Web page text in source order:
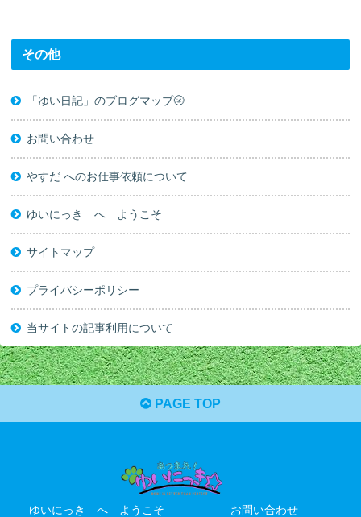
その他
「ゆい日記」のブログマップ🌝
お問い合わせ
やすだ へのお仕事依頼について
ゆいにっき へ ようこそ
サイトマップ
プライバシーポリシー
当サイトの記事利用について
PAGE TOP
ゆいにっき へ ようこそ お問い合わせ